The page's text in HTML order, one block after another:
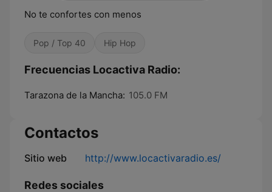
No te confortes con menos
Pop / Top 40 Hip Hop
Frecuencias Locactiva Radio:
Tarazona de la Mancha: 105.0 FM
Contactos
Sitio web http://www.locactivaradio.es/
Redes sociales